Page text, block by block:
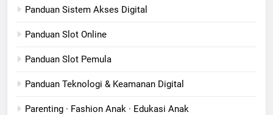
Panduan Sistem Akses Digital
Panduan Slot Online
Panduan Slot Pemula
Panduan Teknologi & Keamanan Digital
Parenting · Fashion Anak · Edukasi Anak